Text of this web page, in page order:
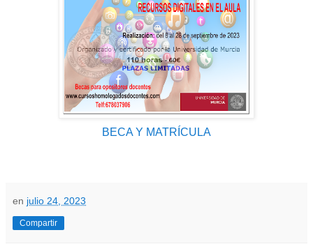
BECA Y MATRÍCULA
en julio 24, 2023
Compartir